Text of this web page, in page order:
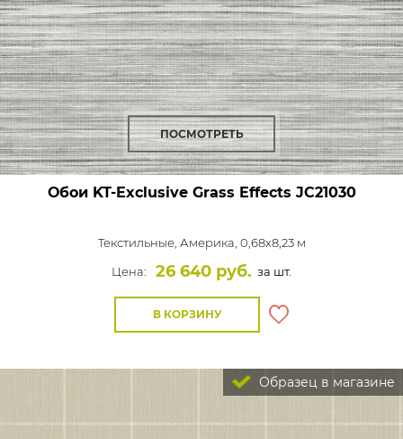
ПОСМОТРЕТЬ
Обои KT-Exclusive Grass Effects JC21030
Текстильные, Америка, 0,68x8,23 м
Цена:
26 640 руб. за шт.
В КОРЗИНУ
Образец в магазине